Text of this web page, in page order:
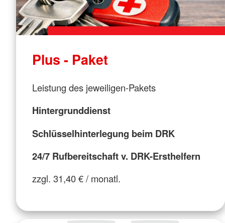
Plus - Paket
Leistung des jeweiligen-Pakets
Hintergrunddienst
Schlüsselhinterlegung beim DRK
24/7 Rufbereitschaft v. DRK-Ersthelfern
zzgl. 31,40 € / monatl.